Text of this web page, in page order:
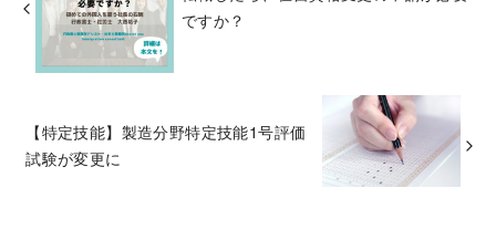
ですか？
【特定技能】製造分野特定技能1号評価
試験が変更に